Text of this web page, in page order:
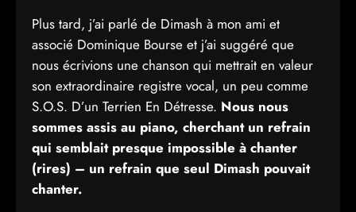
Plus tard, j’ai parlé de Dimash à mon ami et
associé Dominique Bourse et j’ai suggéré que
nous écrivions une chanson qui mettrait en valeur
son extraordinaire registre vocal, un peu comme
S.O.S. D’un Terrien En Détresse. Nous nous
sommes assis au piano, cherchant un refrain
qui semblait presque impossible à chanter
(rires) – un refrain que seul Dimash pouvait
chanter.